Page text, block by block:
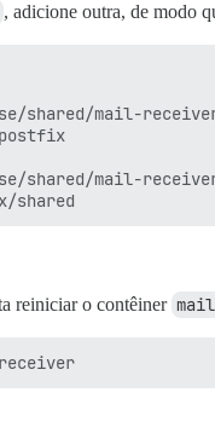
, adicione outra, de modo
shared/mail-
shared/mail-
reiniciar o contêiner